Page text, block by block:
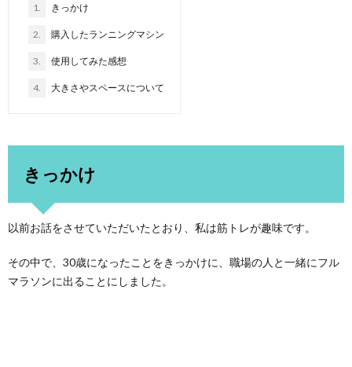
1. きっかけ
2. 購入したランニングマシン
3. 使用してみた感想
4. 大きさやスペースについて
きっかけ
以前お話をさせていただいたとおり、私は筋トレが趣味です。
その中で、30歳になったことをきっかけに、職場の人と一緒にフル
マラソンに出ることにしました。